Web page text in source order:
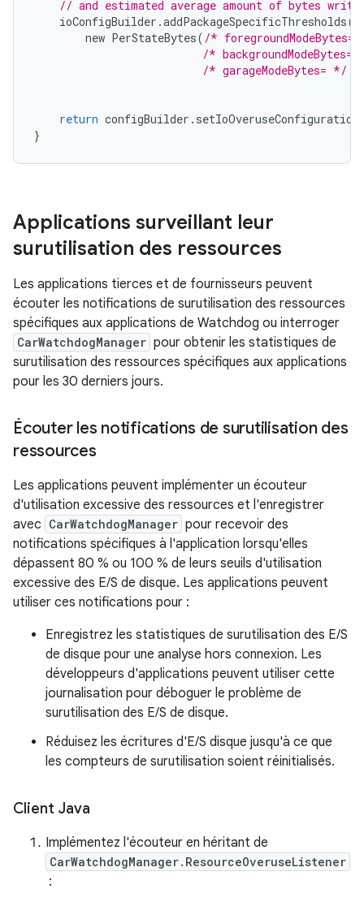
// and estimated average amount of bytes
ioConfigBuilder .addPackageSpecificThresholds(
new PerStateBytes( /*
/* backgroundModeBytes=
/* garageModeBytes= */
return configBuilder . setIoOveruseConfiguration
}
Applications surveillant leur
surutilisation des ressources
Les applications tierces et de fournisseurs peuvent
écouter les notifications de surutilisation des ressources
spécifiques aux applications de Watchdog ou interroger
CarWatchdogManager pour obtenir les statistiques de
surutilisation des ressources spécifiques aux applications
pour les 30 derniers jours.
Écouter les notifications de surutilisation des
ressources
Les applications peuvent implémenter un écouteur
d'utilisation excessive des ressources et l'enregistrer
avec CarWatchdogManager pour recevoir des
notifications spécifiques à l'application lorsqu'elles
dépassent 80 % ou 100 % de leurs seuils d'utilisation
excessive des E/S de disque. Les applications peuvent
utiliser ces notifications pour :
Enregistrez les statistiques de surutilisation des E/S
de disque pour une analyse hors connexion. Les
développeurs d'applications peuvent utiliser cette
journalisation pour déboguer le problème de
surutilisation des E/S de disque.
Réduisez les écritures d'E/S disque jusqu'à ce que
les compteurs de surutilisation soient réinitialisés.
Client Java
Implémentez l'écouteur en héritant de
CarWatchdogManager.ResourceOveruseListener
: